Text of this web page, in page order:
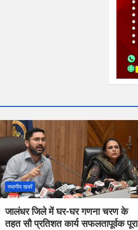
स्थानीय खबरें
जालंधर जिले में घर-घर गणना चरण के
तहत सौ प्रतिशत कार्य सफलतापूर्वक पूरा